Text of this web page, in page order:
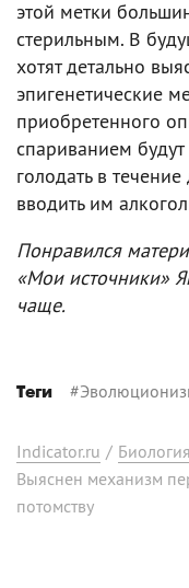
этой метки
стерильным. В
хотят детально
эпигенетические
приобретенного
спариванием
голодать в
вводить им
Понравился
«Мои источники»
чаще.
Теги #
Indicator.ru / Биология
Выяснен механизм
потомству